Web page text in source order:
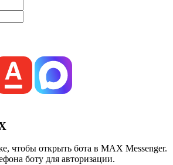
чтобы открыть бота в MAX Messenger.
боту для авторизации.